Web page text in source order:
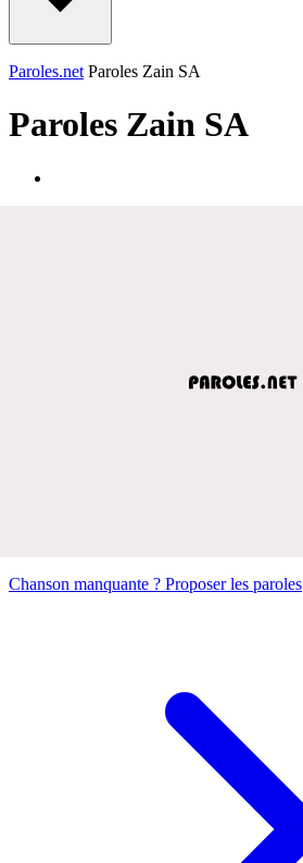
Paroles.net Paroles Zain SA
Paroles Zain SA
Chanson manquante ? Proposer les paroles